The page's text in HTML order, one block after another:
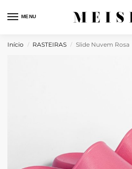
MENU
Início / RASTEIRAS / Slide Nuvem Rosa